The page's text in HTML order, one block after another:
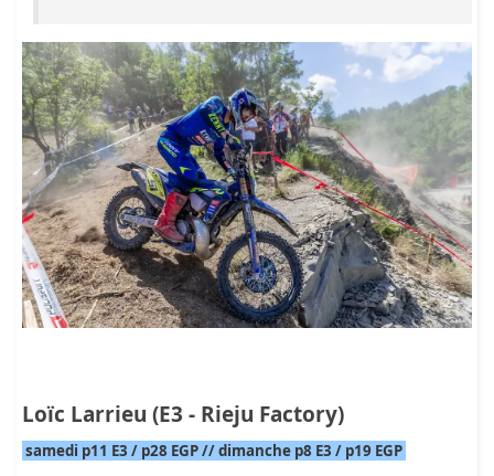
Loïc Larrieu (E3 - Rieju Factory)
samedi p11 E3 / p28 EGP // dimanche p8 E3 / p19 EGP